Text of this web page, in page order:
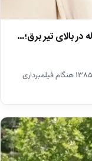
تصویری جالب و کمتر دیده شده از هانیه توسلی در سال ۱۳۸۵ هنگام فیلمبرداری